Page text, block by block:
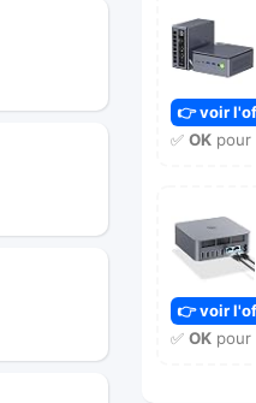
👉 voir
✅ OKpour
👉 voir
✅ OKpour